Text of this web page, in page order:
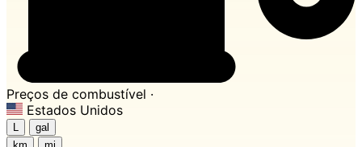
Preços de combustível ·
Estados Unidos
gal